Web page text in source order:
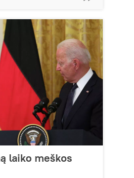
laiko meškos